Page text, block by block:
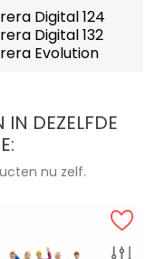
Digital 124
Digital 132
Evolution
IN DEZELFDE
nu zelf.